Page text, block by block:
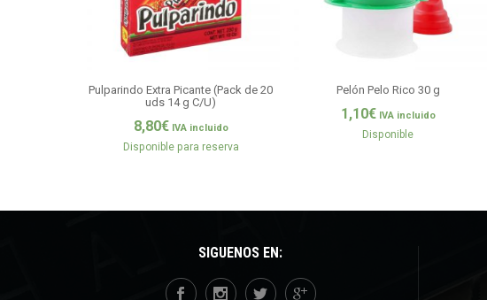
Pulparindo Extra Picante (Pack de 20
uds 14 g C/U)
8,80€ IVA incluido
Disponible para reserva
Pelón Pelo Rico 30 g
1,10€ IVA incluido
Disponible
SÍGUENOS EN: